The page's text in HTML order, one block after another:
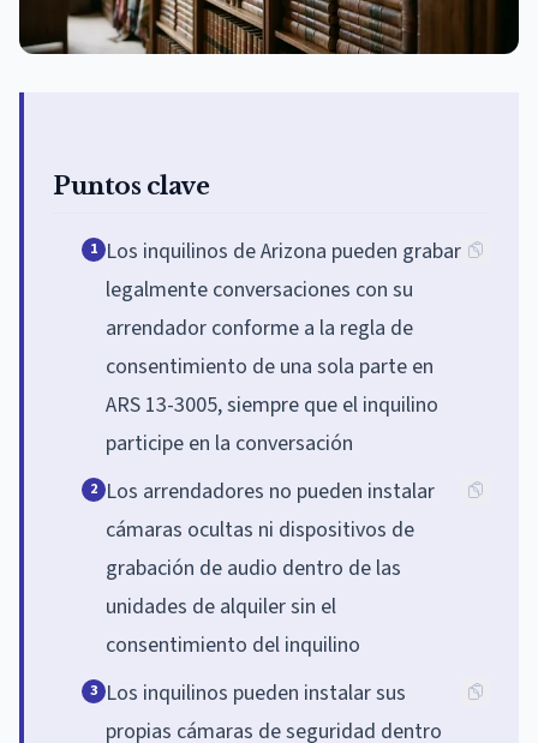
Puntos clave
1 Los inquilinos de Arizona pueden grabar
legalmente conversaciones con su
arrendador conforme a la regla de
consentimiento de una sola parte en
ARS 13-3005, siempre que el inquilino
participe en la conversación
2 Los arrendadores no pueden instalar
cámaras ocultas ni dispositivos de
grabación de audio dentro de las
unidades de alquiler sin el
consentimiento del inquilino
3 Los inquilinos pueden instalar sus
propias cámaras de seguridad dentro